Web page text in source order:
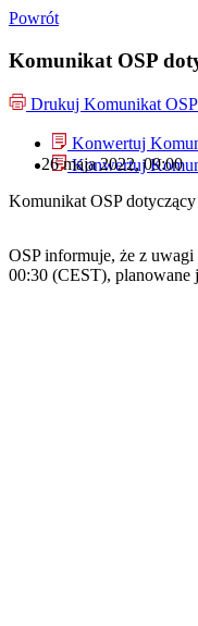
Powrót
Komunikat OSP
Drukuj Komunikat
Konwertuj
Konwertuj
26 maja 2022, 09:00
Komunikat OSP
OSP informuje, że z
00:30 (CEST), planowane